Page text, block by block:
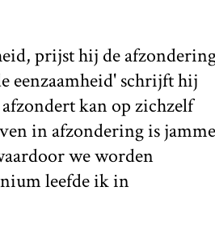
prijst hij de
eenzaamheid' schrijft hij
kan op zichzelf
in afzondering is
we worden
leefde ik in